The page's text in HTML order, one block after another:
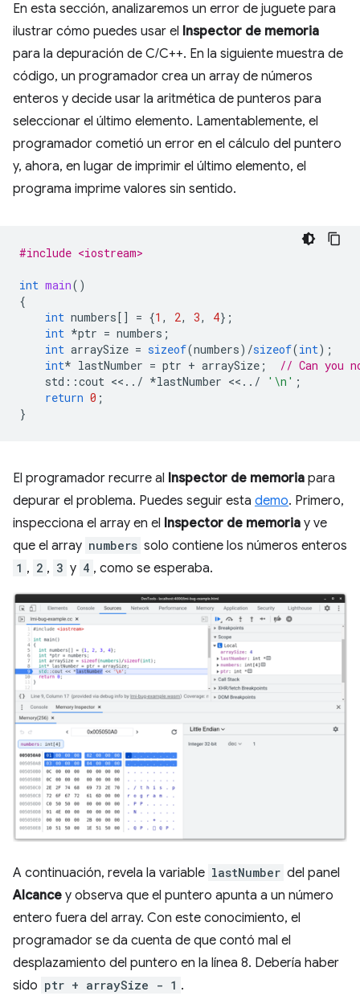
En esta sección, analizaremos un error de juguete para
ilustrar cómo puedes usar el Inspector de memoria
para la depuración de C/C++. En la siguiente muestra de
código, un programador crea un array de números
enteros y decide usar la aritmética de punteros para
seleccionar el último elemento. Lamentablemente, el
programador cometió un error en el cálculo del puntero
y, ahora, en lugar de imprimir el último elemento, el
programa imprime valores sin sentido.
#include <iostream>
int main()
{
int numbers [] = {1 , 2, 3, 4};
int *ptr = numbers ;
int arraySize = sizeof(numbers) /sizeof(int);
int* lastNumber = ptr + arraySize ;
// Can you
std ::cout << .. / *lastNumber << .. / '\n' ;
return 0 ;
}
El programador recurre al Inspector de memoria para
depurar el problema. Puedes seguir esta demo. Primero,
inspecciona el array en el Inspector de memoria y ve
que el array numbers solo contiene los números enteros
1 , 2 , 3 y 4 , como se esperaba.
A continuación, revela la variable lastNumber del panel
Alcance y observa que el puntero apunta a un número
entero fuera del array. Con este conocimiento, el
programador se da cuenta de que contó mal el
desplazamiento del puntero en la línea 8. Debería haber
sido ptr + arraySize - 1 .